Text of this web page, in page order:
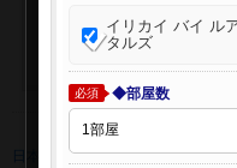
日本旅行 トップ>海外ホテル>
イリカイ バイ ル
タルズ
必須 ◆部屋数